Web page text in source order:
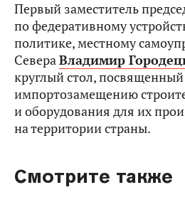
Первый заместитель
по федеративному
политике, местному
СевераВладимир
круглый стол, посвященный
импортозамещению
и оборудования для их
на территории страны.
Смотрите также